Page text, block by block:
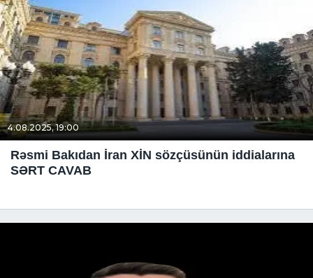
4.08.2025, 19:00
Rəsmi Bakıdan İran XİN sözçüsünün iddialarına
SƏRT CAVAB